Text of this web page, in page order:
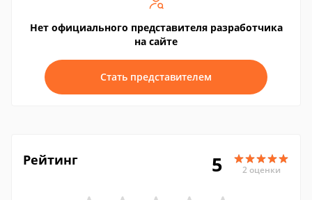
Нет официального представителя разработчика
на сайте
Стать представителем
Рейтинг 5 2 оценки